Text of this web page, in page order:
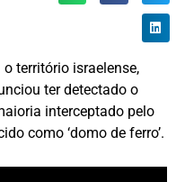
território israelense,
ter detectado o
interceptado pelo
como ‘domo de ferro’.